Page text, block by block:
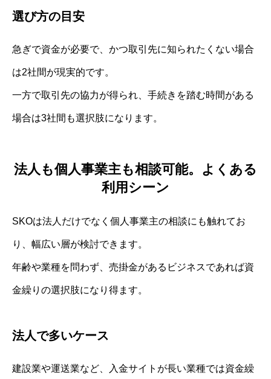
選び方の目安
急ぎで資金が必要で、かつ取引先に知られたくない場合
は2社間が現実的です。
一方で取引先の協力が得られ、手続きを踏む時間がある
場合は3社間も選択肢になります。
法人も個人事業主も相談可能。よくある
利用シーン
SKOは法人だけでなく個人事業主の相談にも触れてお
り、幅広い層が検討できます。
年齢や業種を問わず、売掛金があるビジネスであれば資
金繰りの選択肢になり得ます。
法人で多いケース
建設業や運送業など、入金サイトが長い業種では資金繰